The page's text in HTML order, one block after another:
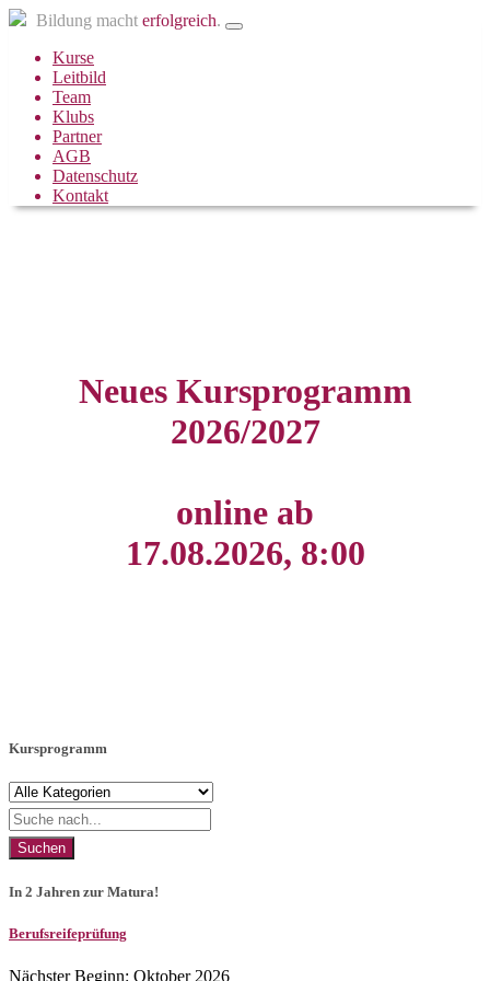
Bildung macht erfolgreich.
Kurse
Leitbild
Team
Klubs
Partner
AGB
Datenschutz
Kontakt
Neues Kursprogramm
2026/2027
online ab
17.08.2026, 8:00
Kursprogramm
Suchen
In 2 Jahren zur Matura!
Berufsreifeprüfung
Nächster Beginn: Oktober 2026